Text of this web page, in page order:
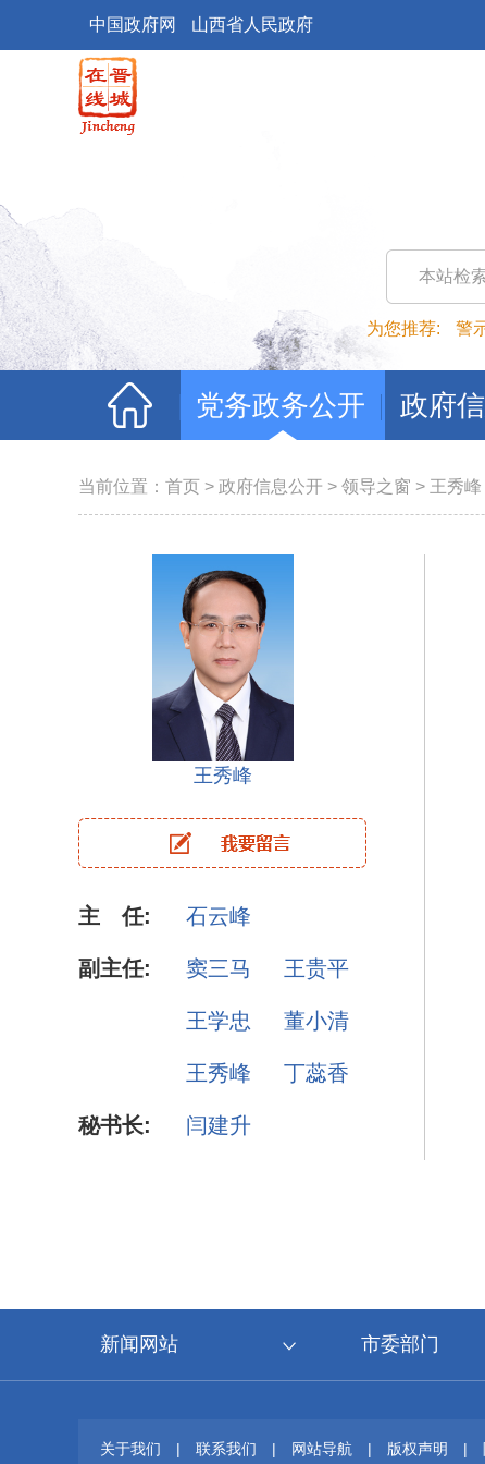
中国政府网 山西省人民政府
本站检
为您推荐: 警
党务政务公开 政府
当前位置： 首页 > 政府信息公开 > 领导之窗 > 王秀峰
王秀峰
主 任: 石云峰
副主任: 窦三马 王贵平
王学忠 董小清
王秀峰 丁蕊香
秘书长: 闫建升
新闻网站 市委部门
关于我们 | 联系我们 | 网站导航 | 版权声明 |